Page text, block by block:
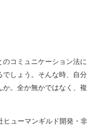
コミュニケーション法
しょう。そんな時、自
。全か無かではなく、
ューマンギルド開発・